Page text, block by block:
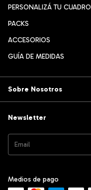
PERSONALIZÁ TU CUADRO
PACKS
ACCESORIOS
GUÍA DE MEDIDAS
Sobre Nosotros
Newsletter
Medios de pago